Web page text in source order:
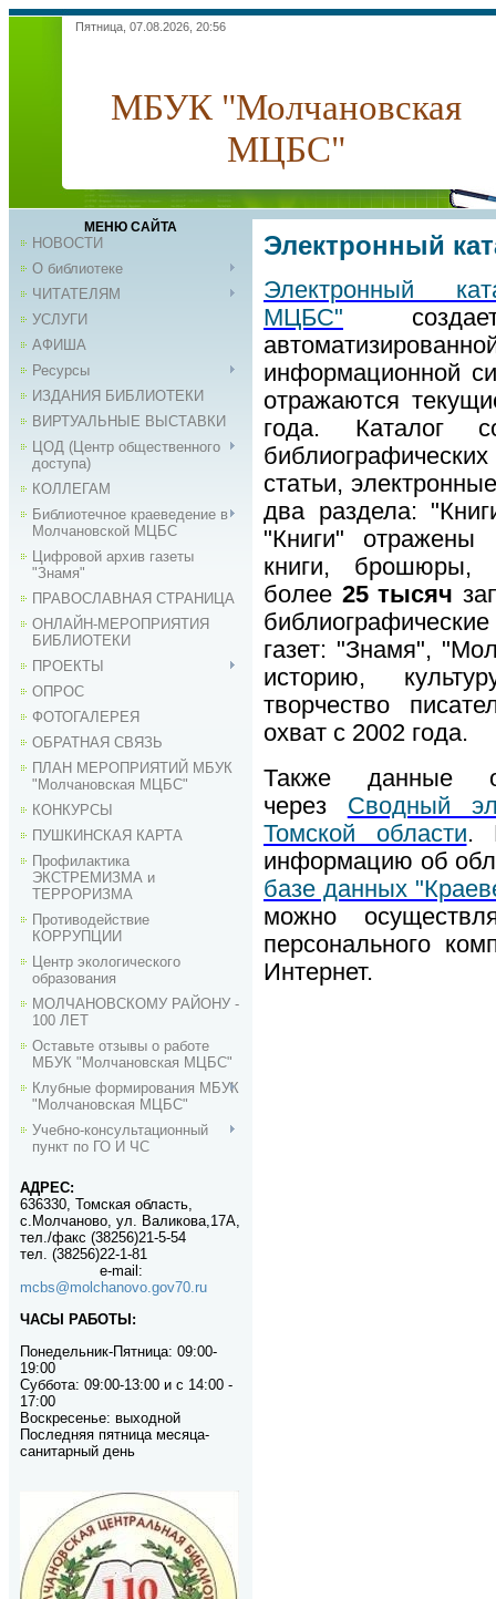
Пятница, 07.08.2026, 20:56
МБУК "Молчановская
МЦБС"
МЕНЮ САЙТА
НОВОСТИ
О библиотеке
ЧИТАТЕЛЯМ
УСЛУГИ
АФИША
Ресурсы
ИЗДАНИЯ БИБЛИОТЕКИ
ВИРТУАЛЬНЫЕ ВЫСТАВКИ
ЦОД (Центр общественного
доступа)
КОЛЛЕГАМ
Библиотечное краеведение в
Молчановской МЦБС
Цифровой архив газеты
"Знамя"
ПРАВОСЛАВНАЯ СТРАНИЦА
ОНЛАЙН-МЕРОПРИЯТИЯ
БИБЛИОТЕКИ
ПРОЕКТЫ
ОПРОС
ФОТОГАЛЕРЕЯ
ОБРАТНАЯ СВЯЗЬ
ПЛАН МЕРОПРИЯТИЙ МБУК
"Молчановская МЦБС"
КОНКУРСЫ
ПУШКИНСКАЯ КАРТА
Профилактика
ЭКСТРЕМИЗМА и
ТЕРРОРИЗМА
Противодействие
КОРРУПЦИИ
Центр экологического
образования
МОЛЧАНОВСКОМУ РАЙОНУ -
100 ЛЕТ
Оставьте отзывы о работе
МБУК "Молчановская МЦБС"
Клубные формирования МБУК
"Молчановская МЦБС"
Учебно-консультационный
пункт по ГО И ЧС
АДРЕС:
636330, Томская область,
с.Молчаново, ул. Валикова,17А,
тел./факс (38256)21-5-54
тел. (38256)22-1-81
e-mail :
mcbs@molchanovo.gov70.ru
ЧАСЫ РАБОТЫ:
Понедельник-Пятница: 09:00-
19:00
Суббота: 09:00-13:00 и с 14:00 -
17:00
Воскресенье: выходной
Последняя пятница месяца-
санитарный день
Электронный
Электронный
МЦБС"
с
информационной
отражаются
года. Каталог
статьи,
два раздела:
"Книги" отражены
книги, брошюры,
более 25 тысяч
газет: "Знамя",
историю,
творчество
охват с 2002 года.
Также данные
через Сводный
Томской области.
информацию об
базе данных
можно
персонального
Интернет.